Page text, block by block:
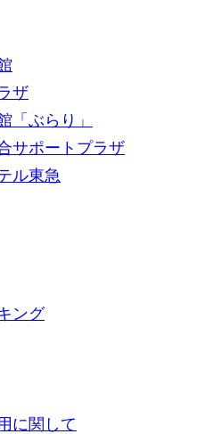
ザ
「ぶらり」
サポートプラザ
ル東急
ング
に関して